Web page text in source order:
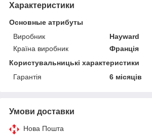
Характеристики
Основные атрибуты
Виробник
Hayward
Країна виробник
Франція
Користувальницькі характеристики
Гарантія
6 місяців
Умови доставки
Нова Пошта